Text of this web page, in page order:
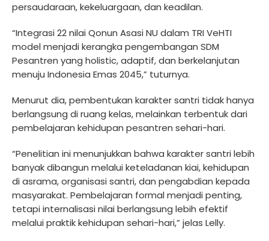
persaudaraan, kekeluargaan, dan keadilan.
“Integrasi 22 nilai Qonun Asasi NU dalam TRI VeHTI
model menjadi kerangka pengembangan SDM
Pesantren yang holistic, adaptif, dan berkelanjutan
menuju Indonesia Emas 2045,” tuturnya.
Menurut dia, pembentukan karakter santri tidak hanya
berlangsung di ruang kelas, melainkan terbentuk dari
pembelajaran kehidupan pesantren sehari-hari.
“Penelitian ini menunjukkan bahwa karakter santri lebih
banyak dibangun melalui keteladanan kiai, kehidupan
di asrama, organisasi santri, dan pengabdian kepada
masyarakat. Pembelajaran formal menjadi penting,
tetapi internalisasi nilai berlangsung lebih efektif
melalui praktik kehidupan sehari-hari,” jelas Lelly.